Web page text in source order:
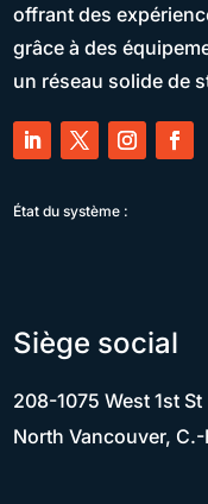
offrant des
grâce à des
un réseau solide de
État du système :
Siège social
208-1075 West 1st St
North Vancouver, C.-